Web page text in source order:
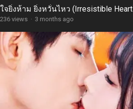
ใจยิ่งห้าม ยิ่งหวั่นไหว (Irresistible Heart
236 views · 3 months ago